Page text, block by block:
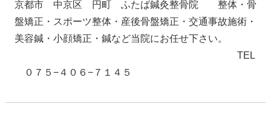
京都市 中京区 円町 ふたば鍼灸整骨院 整体・骨
盤矯正・スポーツ整体・産後骨盤矯正・交通事故施術・
美容鍼・小顔矯正・鍼など当院にお任せ下さい。
TEL
０７５−４０６−７１４５